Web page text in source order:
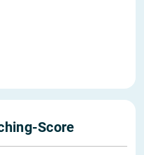
Score